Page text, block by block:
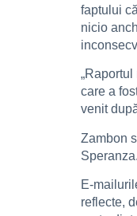
faptului
nicio
care a
venit
Zambon
Speranza.
E-
reflecte,